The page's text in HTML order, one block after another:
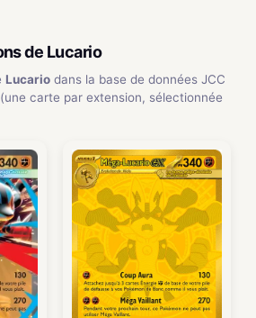
de Lucario
Lucario dans la base de données JCC
carte par extension, sélectionnée